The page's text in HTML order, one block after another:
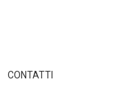
CONTATTI